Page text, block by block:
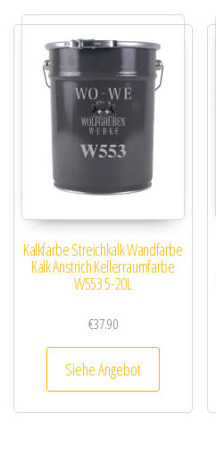
Kalkfarbe Streichkalk Wandfarbe
Kalk Anstrich Kellerraumfarbe
W553 5-20L
€37.90
Siehe Angebot